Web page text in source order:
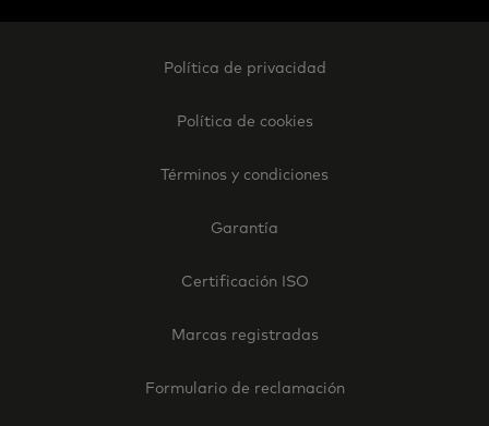
Política de privacidad
Política de cookies
Términos y condiciones
Garantía
Certificación ISO
Marcas registradas
Formulario de reclamación